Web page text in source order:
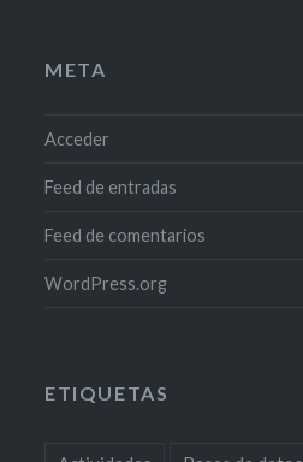
META
Acceder
Feed de entradas
Feed de comentarios
WordPress.org
ETIQUETAS